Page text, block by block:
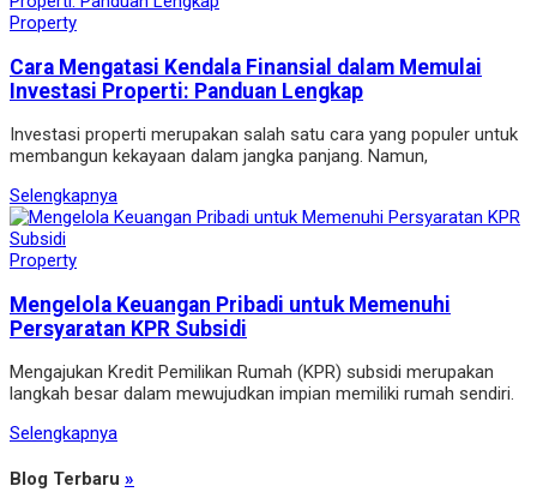
Property
Cara Mengatasi Kendala Finansial dalam Memulai
Investasi Properti: Panduan Lengkap
Investasi properti merupakan salah satu cara yang populer untuk
membangun kekayaan dalam jangka panjang. Namun,
Selengkapnya
Property
Mengelola Keuangan Pribadi untuk Memenuhi
Persyaratan KPR Subsidi
Mengajukan Kredit Pemilikan Rumah (KPR) subsidi merupakan
langkah besar dalam mewujudkan impian memiliki rumah sendiri.
Selengkapnya
Blog Terbaru »